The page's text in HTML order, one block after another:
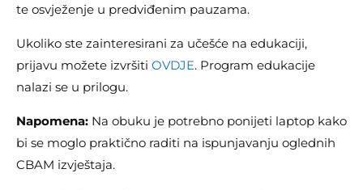
te osvježenje u predviđenim pauzama.
Ukoliko ste zainteresirani za učešće na edukaciji,
prijavu možete izvršiti OVDJE. Program edukacije
nalazi se u prilogu.
Napomena: Na obuku je potrebno ponijeti laptop kako
bi se moglo praktično raditi na ispunjavanju oglednih
CBAM izvještaja.